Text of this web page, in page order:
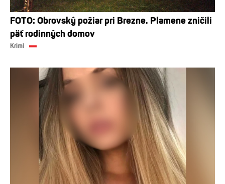
FOTO: Obrovský požiar pri Brezne. Plamene zničili
päť rodinných domov
Krimi